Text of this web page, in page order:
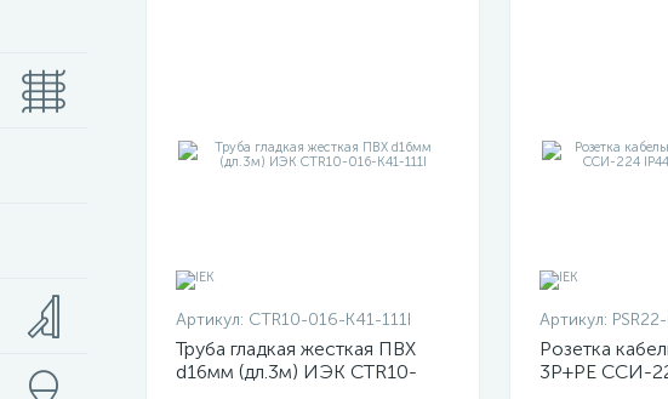
Артикул: CTR10-016-K41-111I
Труба гладкая жесткая ПВХ
d16мм (дл.3м) ИЭК CTR10-
Артикул:
Розетка
3P+PЕ ССИ-